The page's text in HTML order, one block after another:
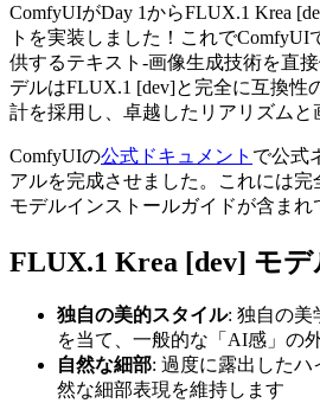
ComfyUIがDay 1からFLUX.1 Krea
トを実装しました！これでComfyUI
供するテキスト-画像生成技術を直
デルはFLUX.1 [dev]と完全に互換性
計を採用し、卓越したリアリズムと
ComfyUIの公式ドキュメント で公式
アルを完成させました。これには完
モデルインストールガイドが含まれ
FLUX.1 Krea [dev] モデ
独自の美的スタイル: 独自の美
を当て、一般的な「AI感」の
自然な細部: 過度に露出したハ
然な細部表現を維持します